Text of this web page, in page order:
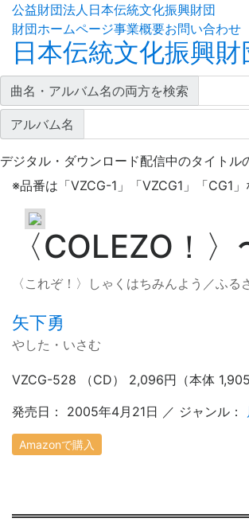
公益財団法人日本伝統文化振興財団
財団ホームページ事業概要お問い合わせ
日本伝統文化振興
曲名・アルバム名の両方を検索
アルバム名
デジタル・ダウンロード配信中のタイトル
※品番は「VZCG-1」「VZCG1」「CG1」
〈COLEZO！〉
〈これぞ！〉しゃくはちみんよう／ふる
矢下勇
やした・いさむ
VZCG-528 （CD） 2,096円（本体 1,905
発売日： 2005年4月21日 ／ ジャンル：
Amazonで購入